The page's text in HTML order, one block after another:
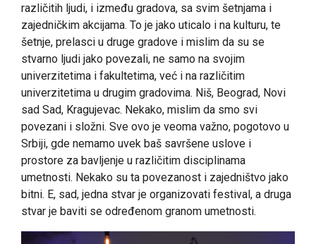
različitih ljudi, i između gradova, sa svim šetnjama i
zajedničkim akcijama. To je jako uticalo i na kulturu, te
šetnje, prelasci u druge gradove i mislim da su se
stvarno ljudi jako povezali, ne samo na svojim
univerzitetima i fakultetima, već i na različitim
univerzitetima u drugim gradovima. Niš, Beograd, Novi
sad Sad, Kragujevac. Nekako, mislim da smo svi
povezani i složni. Sve ovo je veoma važno, pogotovo u
Srbiji, gde nemamo uvek baš savršene uslove i
prostore za bavljenje u različitim disciplinama
umetnosti. Nekako su ta povezanost i zajedništvo jako
bitni. E, sad, jedna stvar je organizovati festival, a druga
stvar je baviti se određenom granom umetnosti.